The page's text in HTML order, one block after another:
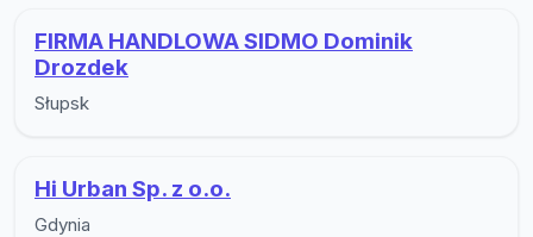
FIRMA HANDLOWA SIDMO Dominik
Drozdek
Słupsk
Hi Urban Sp. z o.o.
Gdynia